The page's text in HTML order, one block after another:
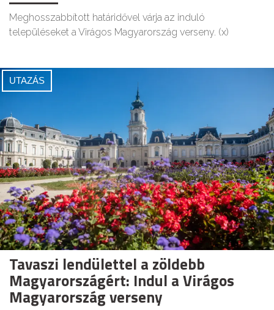
Meghosszabbított határidővel várja az induló
településeket a Virágos Magyarország verseny. (x)
UTAZÁS
Tavaszi lendülettel a zöldebb
Magyarországért: Indul a Virágos
Magyarország verseny